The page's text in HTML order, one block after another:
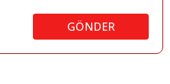
GÖNDER